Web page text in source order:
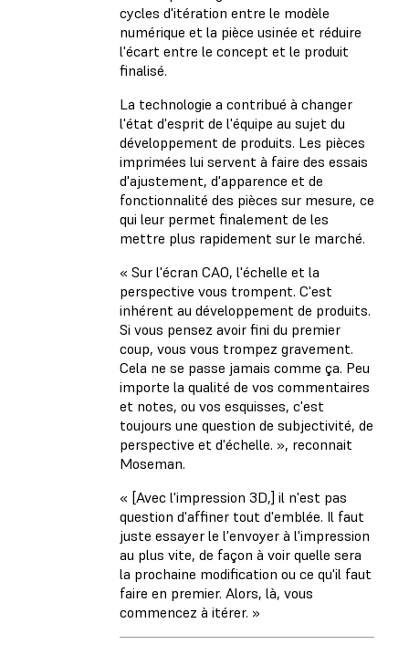
cycles d'itération entre le modèle
numérique et la pièce usinée et réduire
l'écart entre le concept et le produit
finalisé.
La technologie a contribué à changer
l'état d'esprit de l'équipe au sujet du
développement de produits. Les pièces
imprimées lui servent à faire des essais
d'ajustement, d'apparence et de
fonctionnalité des pièces sur mesure, ce
qui leur permet finalement de les
mettre plus rapidement sur le marché.
« Sur l'écran CAO, l'échelle et la
perspective vous trompent. C'est
inhérent au développement de produits.
Si vous pensez avoir fini du premier
coup, vous vous trompez gravement.
Cela ne se passe jamais comme ça. Peu
importe la qualité de vos commentaires
et notes, ou vos esquisses, c'est
toujours une question de subjectivité, de
perspective et d'échelle. », reconnait
Moseman.
« [Avec l'impression 3D,] il n'est pas
question d'affiner tout d'emblée. Il faut
juste essayer le l'envoyer à l'impression
au plus vite, de façon à voir quelle sera
la prochaine modification ou ce qu'il faut
faire en premier. Alors, là, vous
commencez à itérer. »